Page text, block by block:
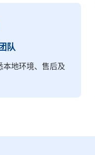
队
本地环境、售后及